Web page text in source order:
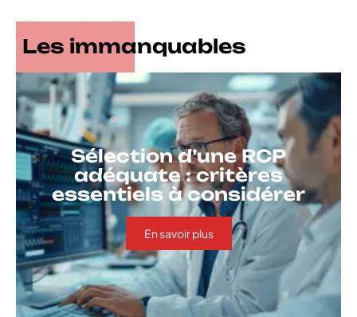
Les immanquables
Sélection d’une RCP
adéquate : critères
essentiels à considérer
En savoir plus